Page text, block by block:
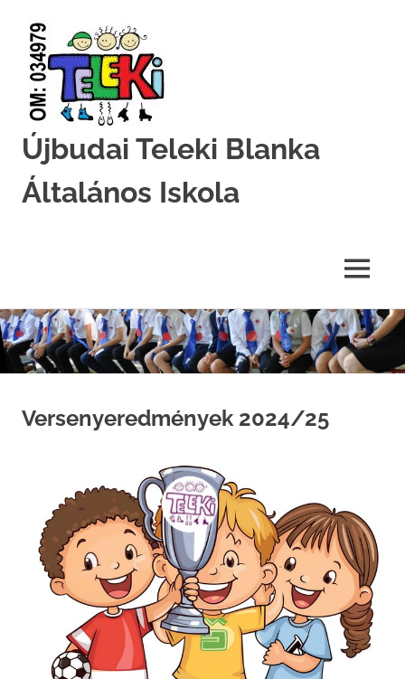
Skip
to
content
Újbudai Teleki Blanka
Általános Iskola
MENU
Versenyeredmények 2024/25